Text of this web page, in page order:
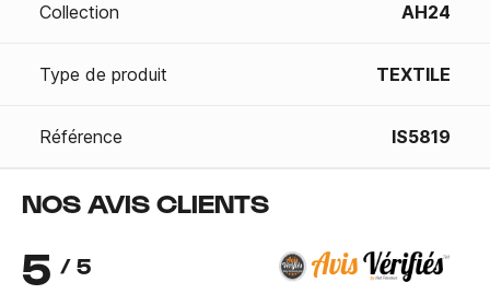
Collection AH24
Type de produit TEXTILE
Référence IS5819
NOS AVIS CLIENTS
5 / 5